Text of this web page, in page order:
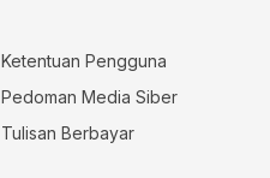
Ketentuan Pengguna
Pedoman Media Siber
Tulisan Berbayar